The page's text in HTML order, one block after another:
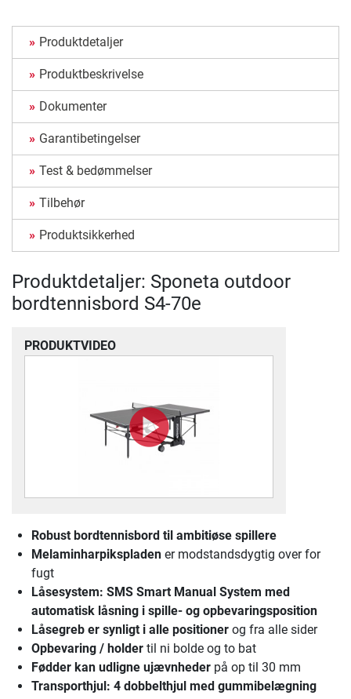
Produktdetaljer
Produktbeskrivelse
Dokumenter
Garantibetingelser
Test & bedømmelser
Tilbehør
Produktsikkerhed
Produktdetaljer: Sponeta outdoor
bordtennisbord S4-70e
PRODUKTVIDEO
Robust bordtennisbord til ambitiøse spillere
Melaminharpikspladen er modstandsdygtig over for
fugt
Låsesystem: SMS Smart Manual System med
automatisk låsning i spille- og opbevaringsposition
Låsegreb er synligt i alle positioner og fra alle sider
Opbevaring / holder til ni bolde og to bat
Fødder kan udligne ujævnheder på op til 30 mm
Transporthjul: 4 dobbelthjul med gummibelægning